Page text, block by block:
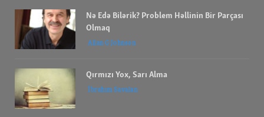
Nə Edə Bilərik? Problem Həllinin Bir Parçası
Olmaq
Allan G Johnson
Qırmızı Yox, Sarı Alma
İbrahım Savalan